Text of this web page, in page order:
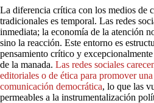
La diferencia crítica con los medios de
tradicionales es temporal. Las redes
inmediata; la economía de la atención
sino la reacción. Este entorno es
pensamiento crítico y
de la manada. Las redes sociales
editoriales o de ética para promover una
comunicación democrática, lo que las
permeables a la instrumentalización